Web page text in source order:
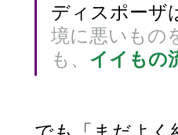
ディスポーザ
境に悪いもの
も、 イイもの